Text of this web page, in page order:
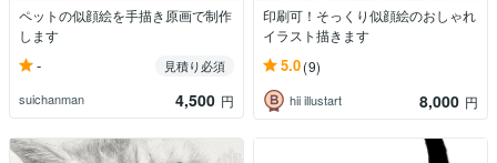
ペットの似顔絵を手描き原画で制作
します
-
見積り必須
suichanman
4,500 円
印刷可！そっくり似顔絵のおしゃれ
イラスト描きます
5.0(9)
hii illustart 8,000 円